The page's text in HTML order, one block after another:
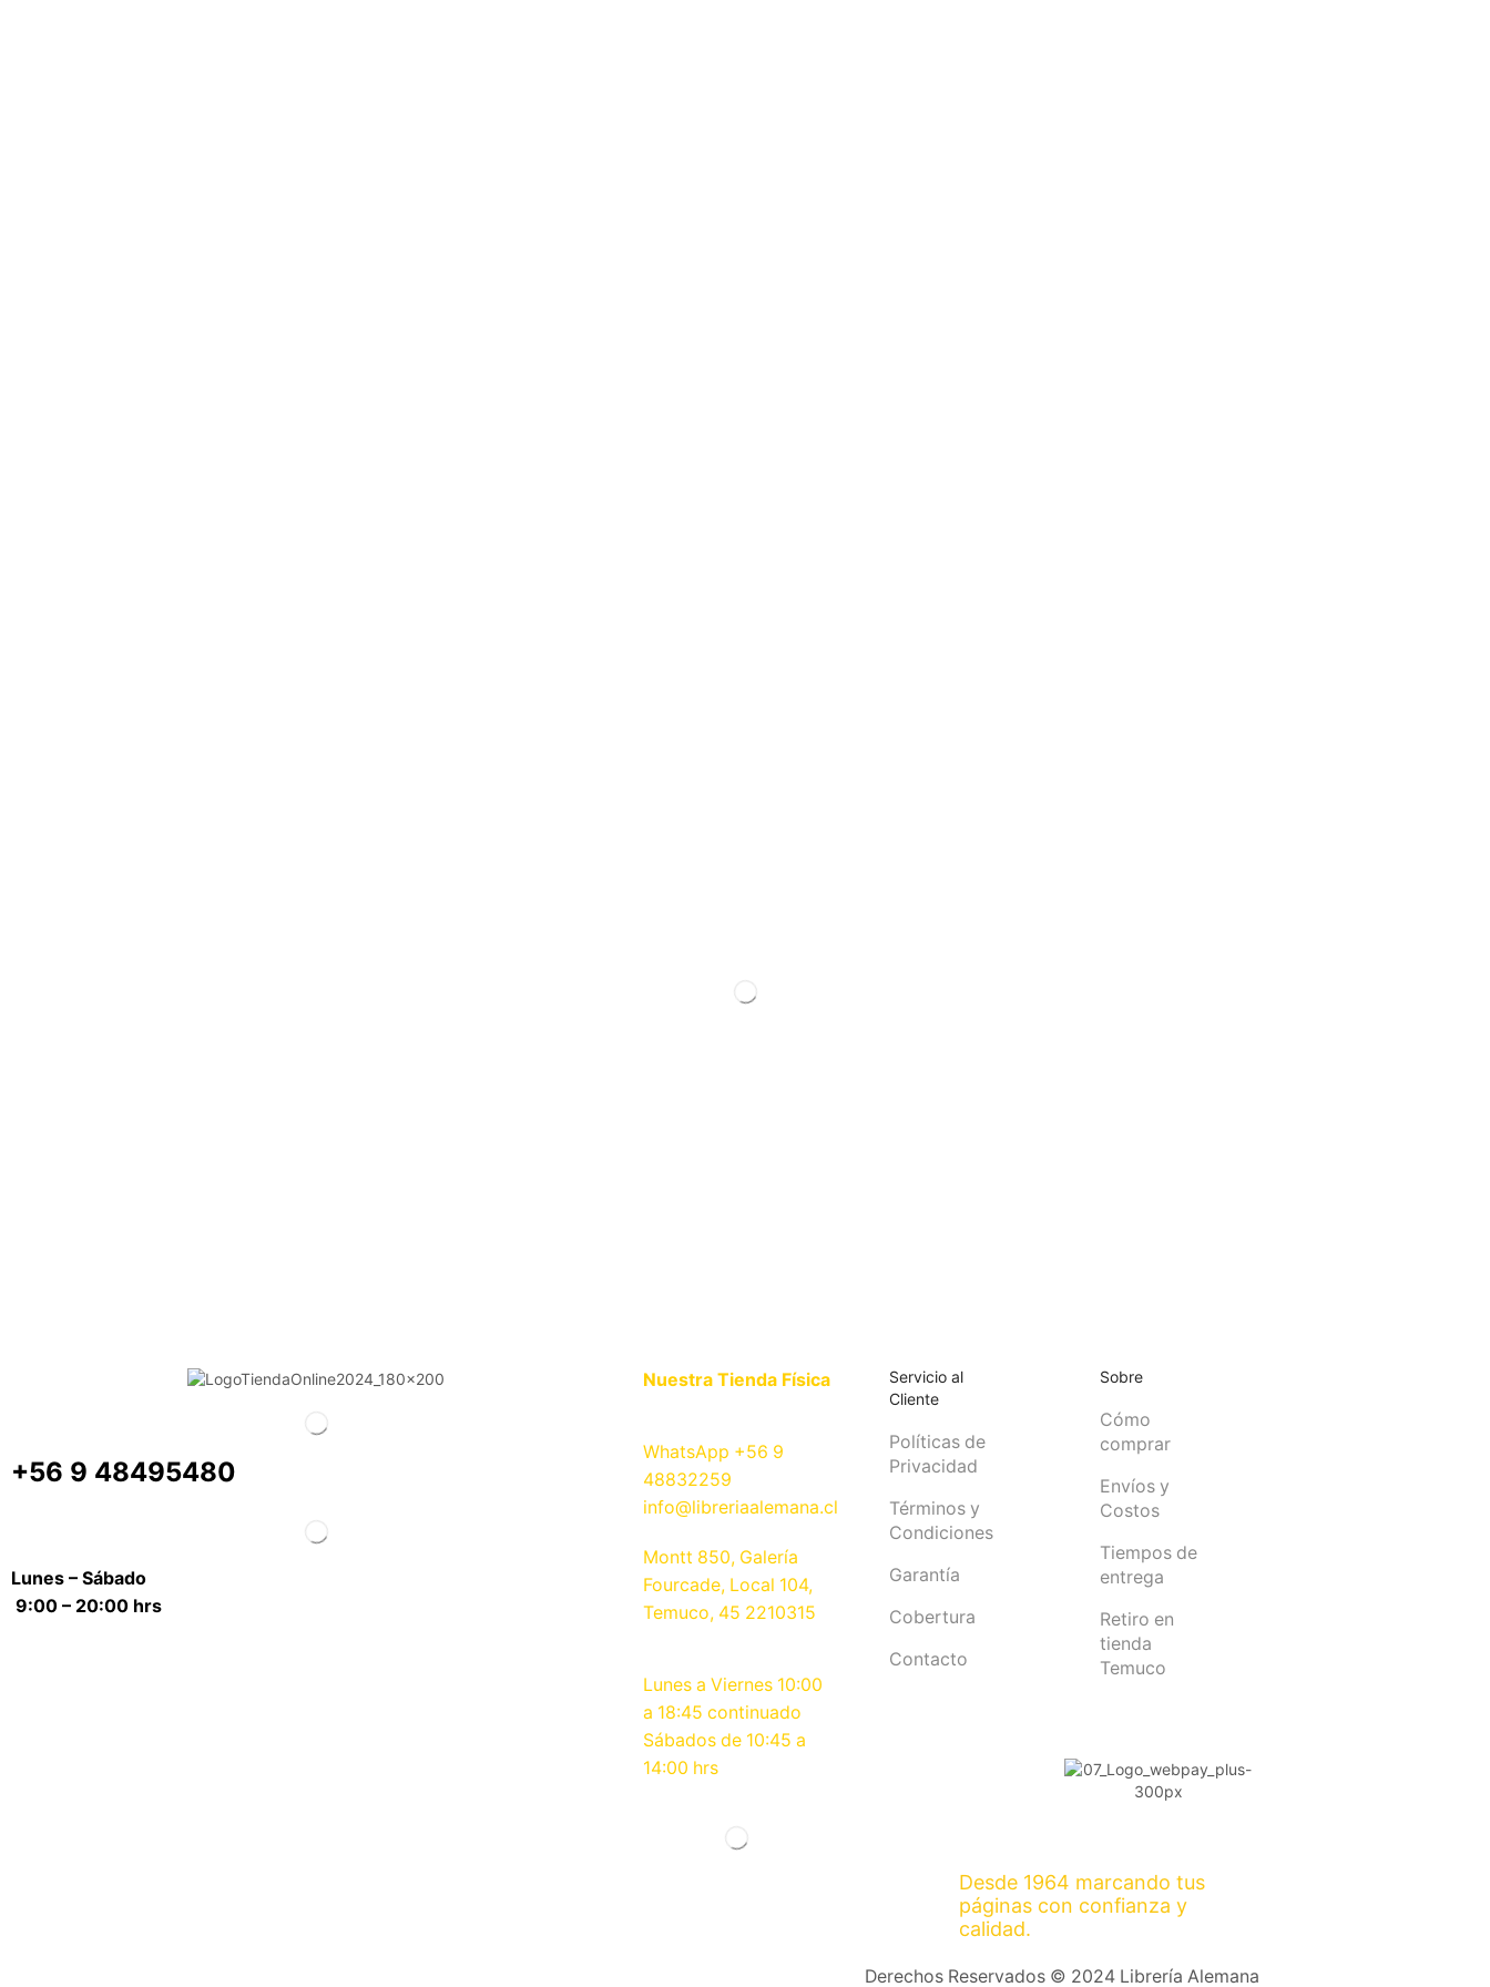
+56 9 48495480
Lunes – Sábado
9:00 – 20:00 hrs
Nuestra Tienda Física
WhatsApp +56 9
48832259
info@libreriaalemana.cl
Montt 850, Galería
Fourcade, Local 104,
Temuco, 45 2210315
Lunes a Viernes 10:00
a 18:45 continuado
Sábados de 10:45 a
14:00 hrs
Servicio al
Cliente
Políticas de
Privacidad
Términos y
Condiciones
Garantía
Cobertura
Contacto
Sobre
Cómo
comprar
Envíos y
Costos
Tiempos de
entrega
Retiro en
tienda
Temuco
Desde 1964 marcando tus
páginas con confianza y
calidad.
Derechos Reservados © 2024 Librería Alemana